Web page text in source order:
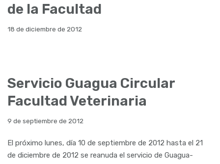
de la Facultad
18 de diciembre de 2012
Servicio Guagua Circular
Facultad Veterinaria
9 de septiembre de 2012
El próximo lunes, día 10 de septiembre de 2012 hasta el 21
de diciembre de 2012 se reanuda el servicio de Guagua-